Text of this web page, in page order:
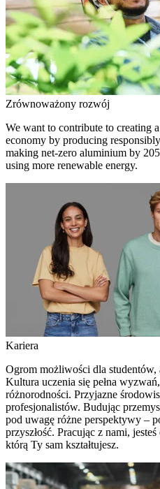
Zrównoważony rozwój
We want to contribute to creating
economy by producing
making net-zero aluminium by
using more renewable energy.
Kariera
Ogrom możliwości dla
Kultura uczenia się pełna
różnorodności. Przyjazne
profesjonalistów. Budując
pod uwagę różne perspektywy –
przyszłość. Pracując z nami,
którą Ty sam kształtujesz.